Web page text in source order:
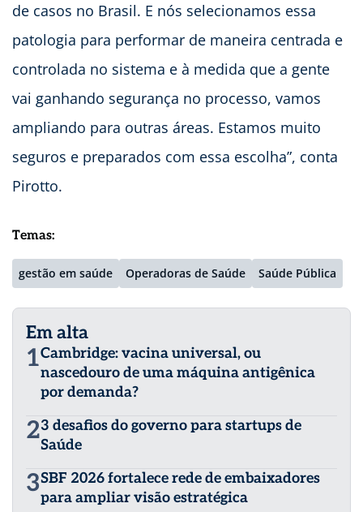
de casos no Brasil. E nós selecionamos essa
patologia para performar de maneira centrada e
controlada no sistema e à medida que a gente
vai ganhando segurança no processo, vamos
ampliando para outras áreas. Estamos muito
seguros e preparados com essa escolha”, conta
Pirotto.
Temas:
gestão em saúde Operadoras de Saúde Saúde Pública
Em alta
1Cambridge: vacina universal, ou
nascedouro de uma máquina antigênica
por demanda?
23 desafios do governo para startups de
Saúde
3SBF 2026 fortalece rede de embaixadores
para ampliar visão estratégica